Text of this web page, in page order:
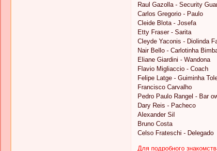
Raul Gazolla - Security
Carlos Gregorio - Paulo
Cleide Blota - Josefa
Etty Fraser - Sarita
Cleyde Yaconis - Diolinda
Nair Bello - Carlotinha
Eliane Giardini - Wandona
Flavio Migliaccio - Coach
Felipe Latge - Guiminha
Francisco Carvalho
Pedro Paulo Rangel - Bar
Dary Reis - Pacheco
Alexander Sil
Bruno Costa
Celso Frateschi - Delegado
Для подробного